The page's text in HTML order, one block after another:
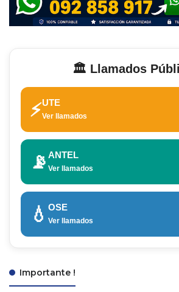
🏛️ Llamados
⚡UTE
Ver llamados
📡 ANTEL
Ver llamados
💧 OSE
Ver llamados
Importante !